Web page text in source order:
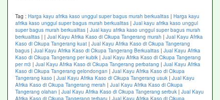
Tag : Harga kayu afrika kaso unggul super bagus murah berkualitas | Harga kayu
afrika kaso unggul super bagus murah berkualitas | Jual kayu afrika kaso unggul
super bagus murah berkualitas | Jual kayu afrika kaso unggul super bagus murah
berkualitas | | Jual Kayu Afrika Kaso di Cikupa Tangerang murah | Jual Kayu Afrika
Kaso di Cikupa Tangerang kuat | Jual Kayu Afrika Kaso di Cikupa Tangerang
bagus | Jual Kayu Afrika Kaso di Cikupa Tangerang Berkualitas | Jual Kayu Afrika
Kaso di Cikupa Tangerang per kubik | Jual Kayu Afrika Kaso di Cikupa Tangerang
per m3 | Jual Kayu Afrika Kaso di Cikupa Tangerang perbatang | Jual Kayu Afrika
Kaso di Cikupa Tangerang gelondongan | Jual Kayu Afrika Kaso di Cikupa
Tangerang kaso | Jual Kayu Afrika Kaso di Cikupa Tangerang usuk | Jual Kayu
Afrika Kaso di Cikupa Tangerang merah | Jual Kayu Afrika Kaso di Cikupa
Tangerang olahan | Jual Kayu Afrika Kaso di Cikupa Tangerang serbuk | Jual Kayu
Afrika Kaso di Cikupa Tangerang terbaru | Jual Kayu Afrika Kaso di Cikupa